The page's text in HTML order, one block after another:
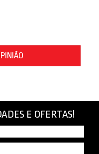
E OFERTAS!